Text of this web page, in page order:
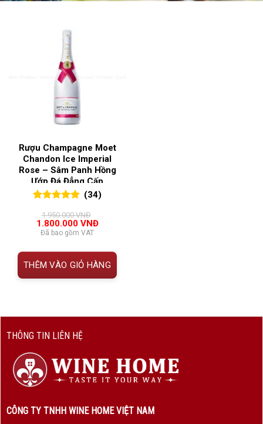
Rượu Champagne Moet
Chandon Ice Imperial
Rose – Sâm Panh Hồng
Ướp Đá Đẳng Cấp
đánh giá
(34)
1.950.000VNĐ
Giá
gốc
1.950.000 VNĐ.
1.800.000 VNĐGiá
là:
1.800.000 VNĐ.
Đã bao gồm VAT
THÊM VÀO GIỎ HÀNG
THÔNG TIN LIÊN HỆ
CÔNG TY TNHH WINE HOME VIỆT NAM